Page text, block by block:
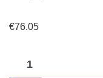
€76.05
Caroline's
Treasures